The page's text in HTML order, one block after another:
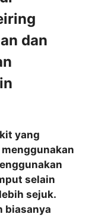
dan
yang
selain
sejuk.
biasanya